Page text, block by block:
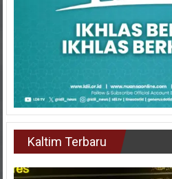
Kaltim Terbaru